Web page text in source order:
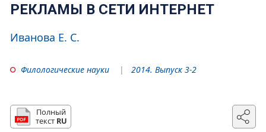
РЕКЛАМЫ В СЕТИ ИНТЕРНЕТ
Иванова Е. С.
Филологические науки 2014. Выпуск 3-2
Полный
текст RU